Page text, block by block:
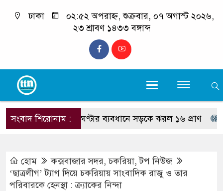
ঢাকা
০২:৫২ অপরাহ্ন, শুক্রবার, ০৭ অগাস্ট ২০২৬,
২৩ শ্রাবণ ১৪৩৩ বঙ্গাব্দ
সংবাদ শিরোনাম :দুই ঘণ্টার ব্যবধানে সড়কে ঝরল ১৬ প্রাণ
হোম কক্সবাজার সদর,চকরিয়া,টপ নিউজ
‘ছাত্রলীগ’ ট্যাগ দিয়ে চকরিয়ায় সাংবাদিক রাজু ও তার
পরিবারকে হেনস্থা : ক্র্যাকের নিন্দা